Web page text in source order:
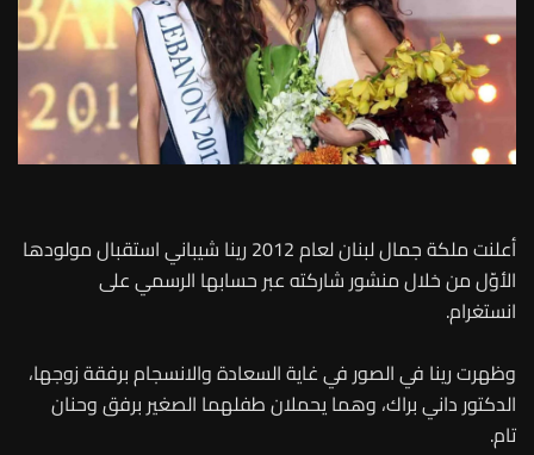
أعلنت ملكة جمال لبنان لعام 2012 رينا شيباني استقبال مولودها
الأوّل من خلال منشور شاركته عبر حسابها الرسمي على
انستغرام.
وظهرت رينا في الصور في غاية السعادة والانسجام برفقة زوجها،
الدكتور داني براك، وهما يحملان طفلهما الصغير برفق وحنان
تام.